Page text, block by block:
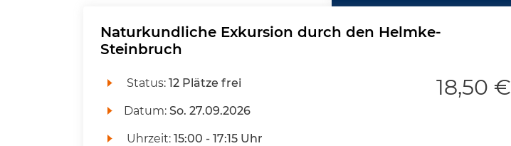
Naturkundliche Exkursion durch den Helmke-
Steinbruch
Status: 12 Plätze frei
Datum: So. 27.09.2026
Uhrzeit: 15:00 - 17:15 Uhr
18,50 €